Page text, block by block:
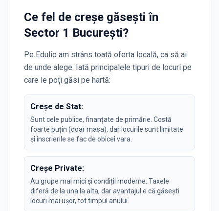
Ce fel de creșe găsești în
Sector 1 București?
Pe Edulio am strâns toată oferta locală, ca să ai
de unde alege. Iată principalele tipuri de locuri pe
care le poți găsi pe hartă:
Creșe de Stat:
Sunt cele publice, finanțate de primărie. Costă
foarte puțin (doar masa), dar locurile sunt limitate
și înscrierile se fac de obicei vara.
Creșe Private:
Au grupe mai mici și condiții moderne. Taxele
diferă de la una la alta, dar avantajul e că găsești
locuri mai ușor, tot timpul anului.